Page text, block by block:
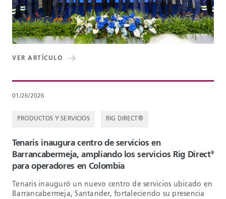
VER ARTÍCULO
01/26/2026
PRODUCTOS Y SERVICIOS RIG DIRECT®
Tenaris inaugura centro de servicios en
Barrancabermeja, ampliando los servicios Rig Direct®
para operadores en Colombia
Tenaris inauguró un nuevo centro de servicios ubicado en
Barrancabermeja, Santander, fortaleciendo su presencia